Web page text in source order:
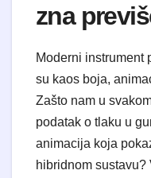
zna
​Moderni instrument
su kaos boja,
Zašto nam u
podatak o tlaku u
animacija koja
hibridnom sustavu?